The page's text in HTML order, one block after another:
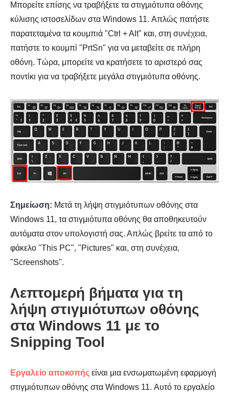
Μπορείτε επίσης να τραβήξετε τα στιγμιότυπα οθόνης
κύλισης ιστοσελίδων στα Windows 11. Απλώς πατήστε
παρατεταμένα τα κουμπιά "Ctrl + Alt" και, στη συνέχεια,
πατήστε το κουμπί "PrtSn" για να μεταβείτε σε πλήρη
οθόνη. Τώρα, μπορείτε να κρατήσετε το αριστερό σας
ποντίκι για να τραβήξετε μεγάλα στιγμιότυπα οθόνης.
Σημείωση: Μετά τη λήψη στιγμιότυπων οθόνης στα
Windows 11, τα στιγμιότυπα οθόνης θα αποθηκευτούν
αυτόματα στον υπολογιστή σας. Απλώς βρείτε τα από το
φάκελο "This PC", "Pictures" και, στη συνέχεια,
"Screenshots".
Λεπτομερή βήματα για τη
λήψη στιγμιότυπων οθόνης
στα Windows 11 με το
Snipping Tool
Εργαλείο αποκοπής είναι μια ενσωματωμένη εφαρμογή
στιγμιότυπων οθόνης στα Windows 11. Αυτό το εργαλείο